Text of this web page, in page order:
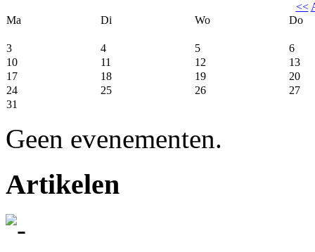
<<
Ma
Di Wo Do
3 4 5
6
10
11 12
13
17
18 19
20
24
25 26
27
31
Geen evenementen.
Artikelen